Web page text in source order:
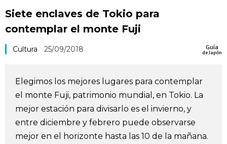
Vida
Guía de Japón
Vídeos e imágenes
En profundidad
Siete enclaves de Tokio para
contemplar el monte Fuji
Guía
de Japón
Cultura 25/09/2018
Elegimos los mejores lugares para contemplar
el monte Fuji, patrimonio mundial, en Tokio. La
mejor estación para divisarlo es el invierno, y
entre diciembre y febrero puede observarse
mejor en el horizonte hasta las 10 de la mañana.